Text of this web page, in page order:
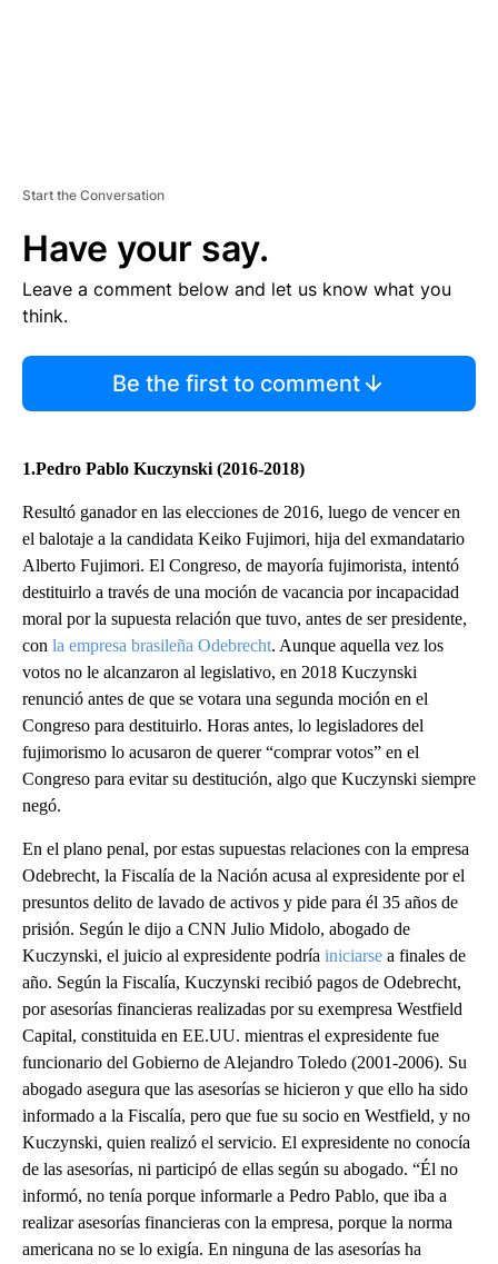
Start the Conversation
Have your say.
Leave a comment below and let us know what you
think.
Be the first to comment
1.Pedro Pablo Kuczynski (2016-2018)
Resultó ganador en las elecciones de 2016, luego de vencer en
el balotaje a la candidata Keiko Fujimori, hija del exmandatario
Alberto Fujimori. El Congreso, de mayoría fujimorista, intentó
destituirlo a través de una moción de vacancia por incapacidad
moral por la supuesta relación que tuvo, antes de ser presidente,
con la empresa brasileña Odebrecht. Aunque aquella vez los
votos no le alcanzaron al legislativo, en 2018 Kuczynski
renunció antes de que se votara una segunda moción en el
Congreso para destituirlo. Horas antes, lo legisladores del
fujimorismo lo acusaron de querer “comprar votos” en el
Congreso para evitar su destitución, algo que Kuczynski siempre
negó.
En el plano penal, por estas supuestas relaciones con la empresa
Odebrecht, la Fiscalía de la Nación acusa al expresidente por el
presuntos delito de lavado de activos y pide para él 35 años de
prisión. Según le dijo a CNN Julio Midolo, abogado de
Kuczynski, el juicio al expresidente podría iniciarse a finales de
año. Según la Fiscalía, Kuczynski recibió pagos de Odebrecht,
por asesorías financieras realizadas por su exempresa Westfield
Capital, constituida en EE.UU. mientras el expresidente fue
funcionario del Gobierno de Alejandro Toledo (2001-2006). Su
abogado asegura que las asesorías se hicieron y que ello ha sido
informado a la Fiscalía, pero que fue su socio en Westfield, y no
Kuczynski, quien realizó el servicio. El expresidente no conocía
de las asesorías, ni participó de ellas según su abogado. “Él no
informó, no tenía porque informarle a Pedro Pablo, que iba a
realizar asesorías financieras con la empresa, porque la norma
americana no se lo exigía. En ninguna de las asesorías ha